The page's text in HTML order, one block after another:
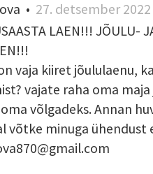
• 27. detsember 2022
LAEN!!! JÕULU-
vaja kiiret jõululaenu,
vajate raha oma
võlgadeks. Annan
võtke minuga ühendust